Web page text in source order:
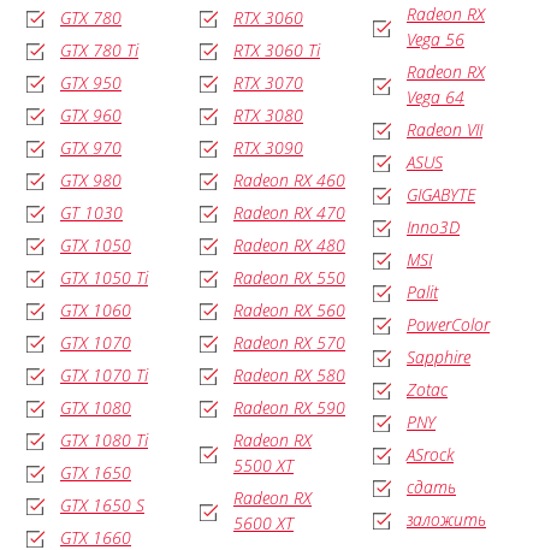
GTX 780
GTX 780 Ti
GTX 950
GTX 960
GTX 970
GTX 980
GT 1030
GTX 1050
GTX 1050 Ti
GTX 1060
GTX 1070
GTX 1070 Ti
GTX 1080
GTX 1080 Ti
GTX 1650
GTX 1650 S
GTX 1660
RTX 3060
RTX 3060 Ti
RTX 3070
RTX 3080
RTX 3090
Radeon RX 460
Radeon RX 470
Radeon RX 480
Radeon RX 550
Radeon RX 560
Radeon RX 570
Radeon RX 580
Radeon RX 590
Radeon RX
5500 XT
Radeon RX
5600 XT
Radeon RX
Vega 56
Radeon RX
Vega 64
Radeon VII
ASUS
GIGABYTE
Inno3D
MSI
Palit
PowerColor
Sapphire
Zotac
PNY
ASrock
сдать
заложить